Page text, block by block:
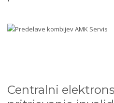
Centralni